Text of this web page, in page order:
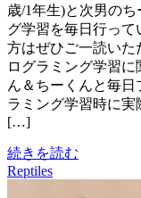
歳/1年生)と次男の
グ学習を毎日行っ
方はぜひご一読いた
ログラミング学習に
ん＆ちーくんと毎
ラミング学習時に
[…]
続きを読む
Reptiles